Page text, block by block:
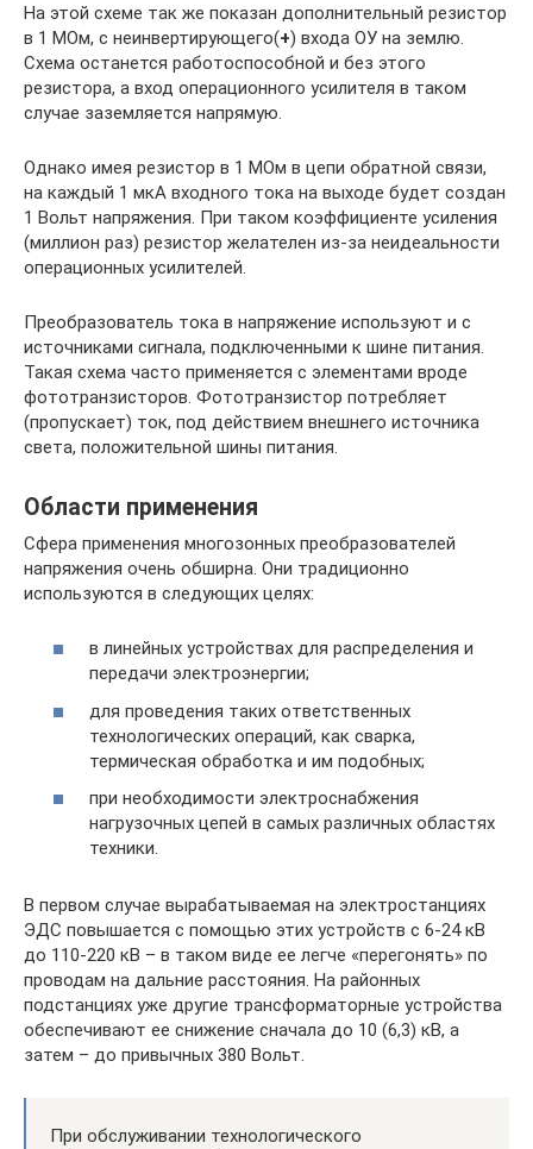
На этой схеме так же показан дополнительный резистор
в 1 МОм, с неинвертирующего(+) входа ОУ на землю.
Схема останется работоспособной и без этого
резистора, а вход операционного усилителя в таком
случае заземляется напрямую.
Однако имея резистор в 1 МОм в цепи обратной связи,
на каждый 1 мкА входного тока на выходе будет создан
1 Вольт напряжения. При таком коэффициенте усиления
(миллион раз) резистор желателен из-за неидеальности
операционных усилителей.
Преобразователь тока в напряжение используют и с
источниками сигнала, подключенными к шине питания.
Такая схема часто применяется с элементами вроде
фототранзисторов. Фототранзистор потребляет
(пропускает) ток, под действием внешнего источника
света, положительной шины питания.
Области применения
Сфера применения многозонных преобразователей
напряжения очень обширна. Они традиционно
используются в следующих целях:
в линейных устройствах для распределения и
передачи электроэнергии;
для проведения таких ответственных
технологических операций, как сварка,
термическая обработка и им подобных;
при необходимости электроснабжения
нагрузочных цепей в самых различных областях
техники.
В первом случае вырабатываемая на электростанциях
ЭДС повышается с помощью этих устройств с 6-24 кВ
до 110-220 кВ – в таком виде ее легче «перегонять» по
проводам на дальние расстояния. На районных
подстанциях уже другие трансформаторные устройства
обеспечивают ее снижение сначала до 10 (6,3) кВ, а
затем – до привычных 380 Вольт.
При обслуживании технологического